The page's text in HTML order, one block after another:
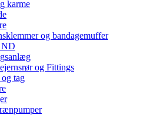
karme
og bandagemuffer
og Fittings
tag